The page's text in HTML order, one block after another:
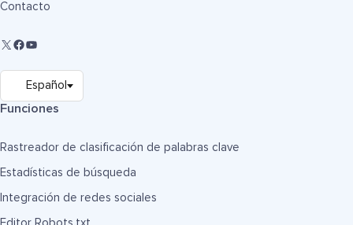
Contacto
Funciones
Rastreador de clasificación de palabras clave
Estadísticas de búsqueda
Integración de redes sociales